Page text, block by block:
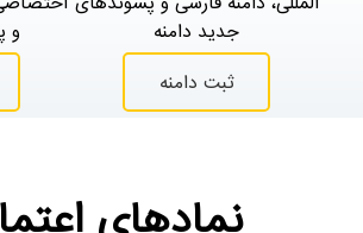
جدید دامنه
ثبت دامنه
و